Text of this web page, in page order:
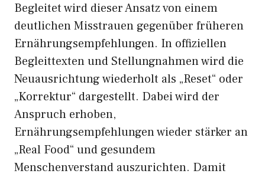
Begleitet wird dieser Ansatz von einem
deutlichen Misstrauen gegenüber früheren
Ernährungsempfehlungen. In offiziellen
Begleittexten und Stellungnahmen wird die
Neuausrichtung wiederholt als „Reset“ oder
„Korrektur“ dargestellt. Dabei wird der
Anspruch erhoben,
Ernährungsempfehlungen wieder stärker an
„Real Food“ und gesundem
Menschenverstand auszurichten. Damit